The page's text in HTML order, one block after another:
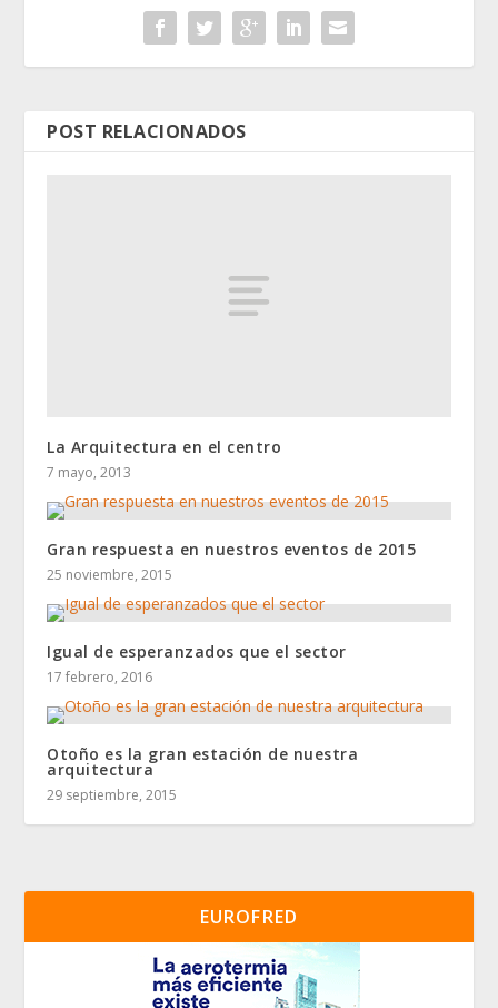
POST RELACIONADOS
La Arquitectura en el centro
7 mayo, 2013
Gran respuesta en nuestros eventos de 2015
25 noviembre, 2015
Igual de esperanzados que el sector
17 febrero, 2016
Otoño es la gran estación de nuestra
arquitectura
29 septiembre, 2015
EUROFRED